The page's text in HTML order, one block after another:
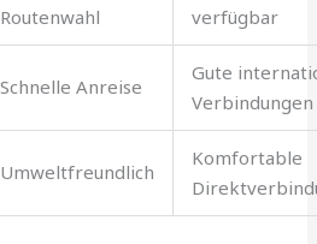
Routenwahl
verfügbar
Schnelle Anreise
Gute
Verbindungen
Umweltfreundlich
Komfortable